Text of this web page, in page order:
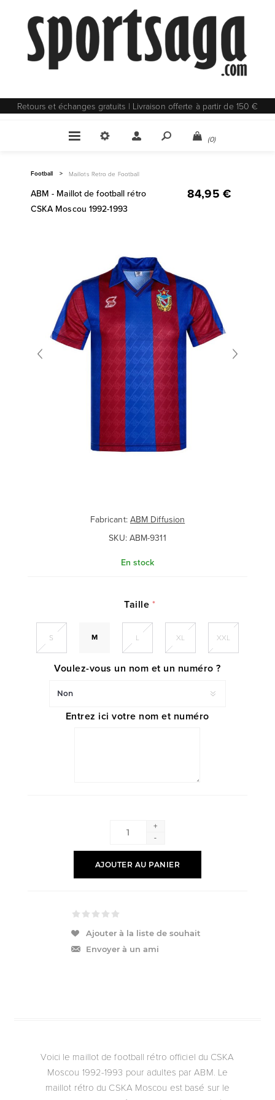
Retours et échanges gratuits | Livraison offerte à partir de 150 €
(0)
Football > Maillots Retro de Football
ABM - Maillot de football rétro
CSKA Moscou 1992-1993
84,95 €
Fabricant: ABM Diffusion
SKU: ABM-9311
En stock
Taille *
S M L XL XXL
Voulez-vous un nom et un numéro ?
Entrez ici votre nom et numéro
+
-
AJOUTER AU PANIER
Ajouter à la liste de souhait
Envoyer à un ami
Voici le maillot de football rétro officiel du CSKA
Moscou 1992-1993 pour adultes par ABM. Le
maillot rétro du CSKA Moscou est basé sur le